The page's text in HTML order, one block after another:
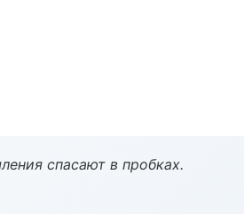
спасают в пробках.